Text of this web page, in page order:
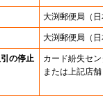
大渕郵便局 （
大渕郵便局 （
の停止
カード紛失セ
または上記店舗